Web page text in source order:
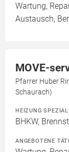
Wartung,
Austausch,
MOVE-
Pfarrer Huber
Schaurach)
HEIZUNG
BHKW,
ANGEBOTENE